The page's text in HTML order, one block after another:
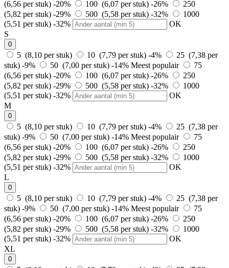
(6,56 per stuk) -20% 100 (6,07 per stuk) -26%
250
(5,82 per stuk) -29% 500 (5,58 per stuk) -32%
1000
(5,51 per stuk) -32%
OK
S
0
5 (8,10 per stuk) 10 (7,79 per stuk) -4%
25 (7,38 per
stuk) -9% 50 (7,00 per stuk) -14% Meest populair
75
(6,56 per stuk) -20% 100 (6,07 per stuk) -26%
250
(5,82 per stuk) -29% 500 (5,58 per stuk) -32%
1000
(5,51 per stuk) -32%
OK
M
0
5 (8,10 per stuk) 10 (7,79 per stuk) -4%
25 (7,38 per
stuk) -9% 50 (7,00 per stuk) -14% Meest populair
75
(6,56 per stuk) -20% 100 (6,07 per stuk) -26%
250
(5,82 per stuk) -29% 500 (5,58 per stuk) -32%
1000
(5,51 per stuk) -32%
OK
L
0
5 (8,10 per stuk) 10 (7,79 per stuk) -4%
25 (7,38 per
stuk) -9% 50 (7,00 per stuk) -14% Meest populair
75
(6,56 per stuk) -20% 100 (6,07 per stuk) -26%
250
(5,82 per stuk) -29% 500 (5,58 per stuk) -32%
1000
(5,51 per stuk) -32%
OK
XL
0